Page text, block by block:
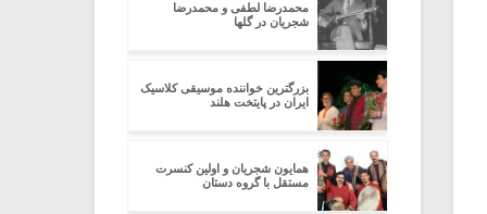
محمدرضا لطفی و محمدرضا
شجریان در گلها
بزرگترین خواننده موسیقی کلاسیک
ایران در پایتخت هلند
همایون شجریان و اولین کنسرت
مستقل با گروه دستان